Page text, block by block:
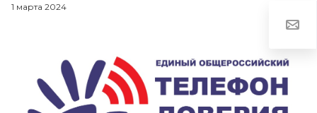
1 марта 2024